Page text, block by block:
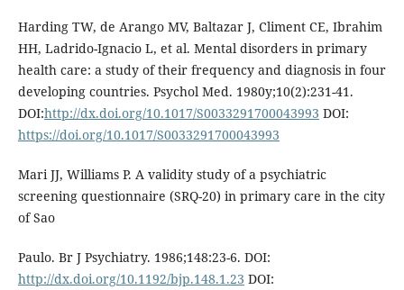
Harding TW, de Arango MV, Baltazar J, Climent CE, Ibrahim
HH, Ladrido-Ignacio L, et al. Mental disorders in primary
health care: a study of their frequency and diagnosis in four
developing countries. Psychol Med. 1980y;10(2):231-41.
DOI:http://dx.doi.org/10.1017/S0033291700043993 DOI:
https://doi.org/10.1017/S0033291700043993
Mari JJ, Williams P. A validity study of a psychiatric
screening questionnaire (SRQ-20) in primary care in the city
of Sao
Paulo. Br J Psychiatry. 1986;148:23-6. DOI:
http://dx.doi.org/10.1192/bjp.148.1.23 DOI: